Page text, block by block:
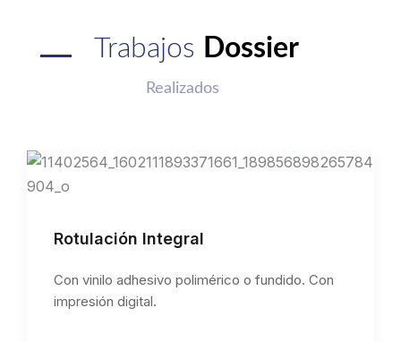
Trabajos Dossier
Realizados
Rotulación Integral
Con vinilo adhesivo polimérico o fundido. Con
impresión digital.